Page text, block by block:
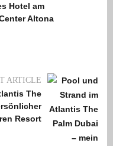
Hotel am
Altona
ARTICLE
The
Resort